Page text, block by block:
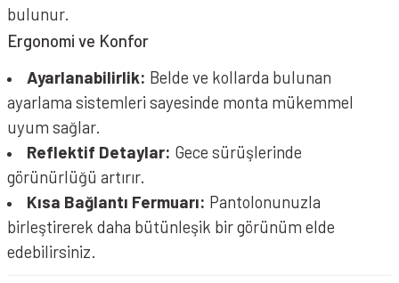
bulunur.
Ergonomi ve Konfor
Ayarlanabilirlik: Belde ve kollarda bulunan
ayarlama sistemleri sayesinde monta mükemmel
uyum sağlar.
Reflektif Detaylar: Gece sürüşlerinde
görünürlüğü artırır.
Kısa Bağlantı Fermuarı: Pantolonunuzla
birleştirerek daha bütünleşik bir görünüm elde
edebilirsiniz.